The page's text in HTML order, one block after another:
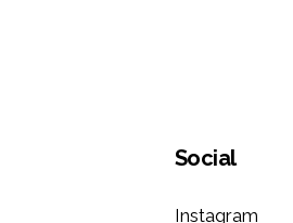
Social
Instagram